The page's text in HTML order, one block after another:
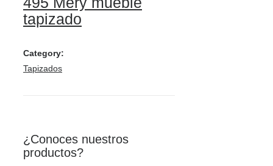
tapizado
Category:
Tapizados
¿Conoces nuestros
productos?